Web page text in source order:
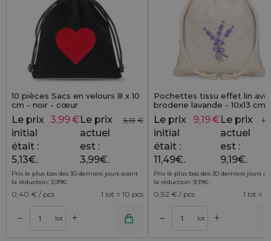
10 pièces Sacs en velours 8 x 10
cm - noir - cœur
5,13 €
Le prix
initial
était :
5,13€.
3,99€ Le prix
actuel
est :
3,99€.
Prix le plus bas des 30 derniers jours avant
la réduction: 3,99€.
0,40 € / pcs 1 lot = 10 pcs
– lot +
Pochettes tissu effet lin
broderie lavande - 10x13 cm,
de 10 - charme naturel à la
provençale
Le prix
initial
était :
11,49€.
9,19€ Le prix
actuel
est :
9,19€.
Prix le plus bas des 30 derniers jours
la réduction: 9,19€.
0,92 € / pcs 1 lot =
– lot +
Ajouter au panier